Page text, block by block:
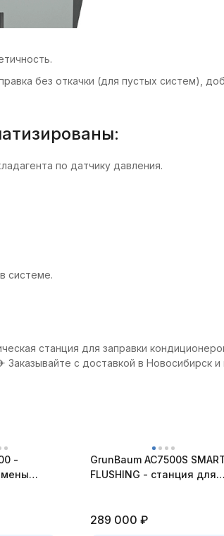
без откачки (для пустых систем),
по датчику давления.
системе.
станция для заправки
с доставкой в Новосибирск
-
GrunBaum AC7500S
FLUSHING - станция для
289 000 ₽